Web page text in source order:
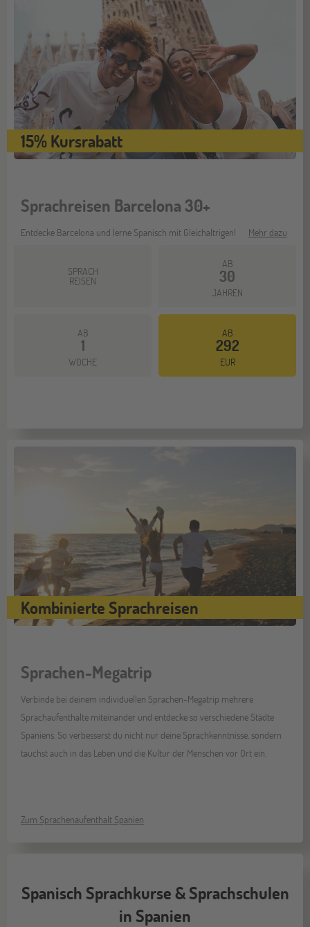
15% Kursrabatt
Sprachreisen Barcelona 30+
Entdecke Barcelona und lerne Spanisch mit Gleichaltrigen! Mehr dazu
SPRACH
REISEN
AB
30
JAHREN
AB
1
WOCHE
AB
292
EUR
Kombinierte Sprachreisen
Sprachen-Megatrip
Verbinde bei deinem individuellen Sprachen-Megatrip mehrere
Sprachaufenthalte miteinander und entdecke so verschiedene Städte
Spaniens. So verbesserst du nicht nur deine Sprachkenntnisse, sondern
tauchst auch in das Leben und die Kultur der Menschen vor Ort ein.
Zum Sprachenaufenthalt Spanien
Spanisch Sprachkurse & Sprachschulen
in Spanien